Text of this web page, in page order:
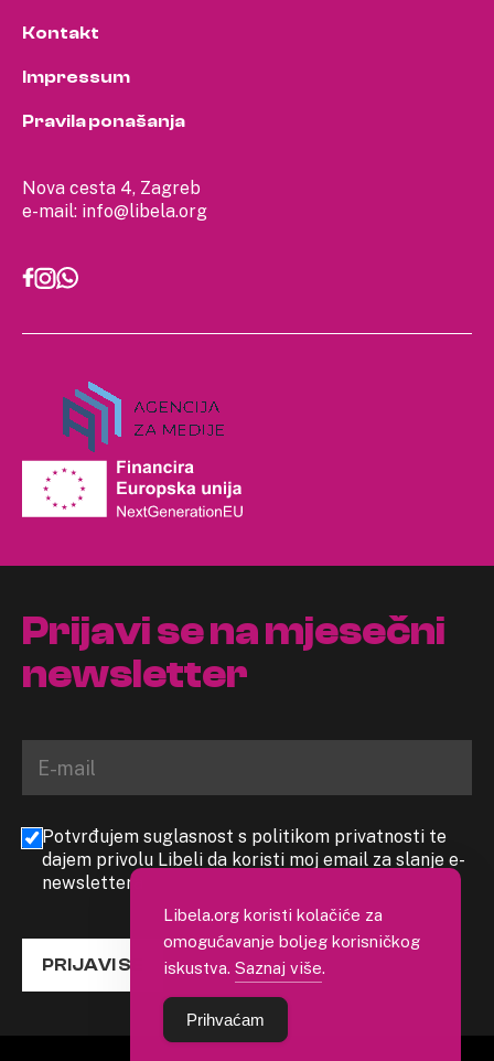
Nova cesta 4, Zagreb
e-mail: info@libela.org
Kontakt
Impressum
Pravila ponašanja
Prijavi se na mjesečni
newsletter
Potvrđujem suglasnost s politikom privatnosti te
dajem privolu Libeli da koristi moj email za slanje e-
newslettera
PRIJAVI SE
Libela.org koristi kolačiće za
omogućavanje boljeg korisničkog
iskustva. Saznaj više.
Prihvaćam